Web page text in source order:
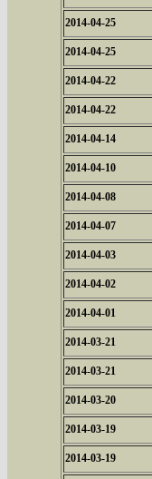
2014-04-25
2014-04-25
2014-04-22
2014-04-22
2014-04-14
2014-04-10
2014-04-08
2014-04-07
2014-04-03
2014-04-02
2014-04-01
2014-03-21
2014-03-21
2014-03-20
2014-03-19
2014-03-19